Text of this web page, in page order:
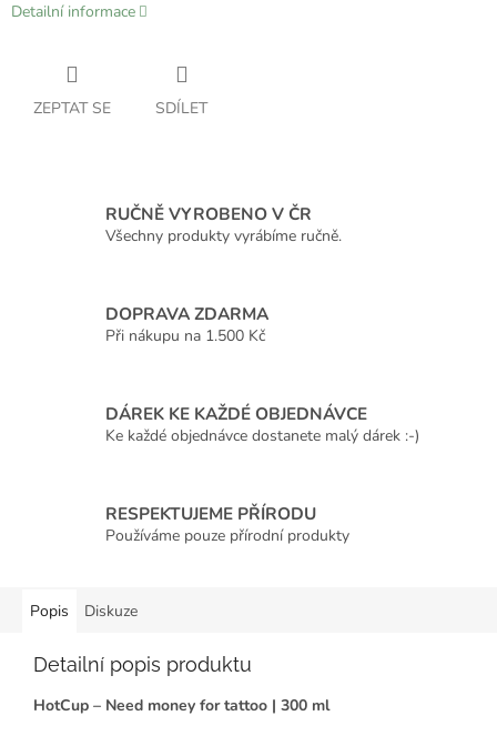
Detailní informace
ZEPTAT SE SDÍLET
RUČNĚ VYROBENO V ČR
Všechny produkty vyrábíme ručně.
DOPRAVA ZDARMA
Při nákupu na 1.500 Kč
DÁREK KE KAŽDÉ OBJEDNÁVCE
Ke každé objednávce dostanete malý dárek :-)
RESPEKTUJEME PŘÍRODU
Používáme pouze přírodní produkty
Popis Diskuze
Detailní popis produktu
HotCup – Need money for tattoo | 300 ml